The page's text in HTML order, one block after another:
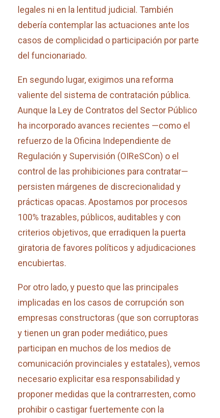
legales ni en la lentitud judicial. También
debería contemplar las actuaciones ante los
casos de complicidad o participación por parte
del funcionariado.
En segundo lugar, exigimos una reforma
valiente del sistema de contratación pública.
Aunque la Ley de Contratos del Sector Público
ha incorporado avances recientes —como el
refuerzo de la Oficina Independiente de
Regulación y Supervisión (OIReSCon) o el
control de las prohibiciones para contratar—
persisten márgenes de discrecionalidad y
prácticas opacas. Apostamos por procesos
100% trazables, públicos, auditables y con
criterios objetivos, que erradiquen la puerta
giratoria de favores políticos y adjudicaciones
encubiertas.
Por otro lado, y puesto que las principales
implicadas en los casos de corrupción son
empresas constructoras (que son corruptoras
y tienen un gran poder mediático, pues
participan en muchos de los medios de
comunicación provinciales y estatales), vemos
necesario explicitar esa responsabilidad y
proponer medidas que la contrarresten, como
prohibir o castigar fuertemente con la